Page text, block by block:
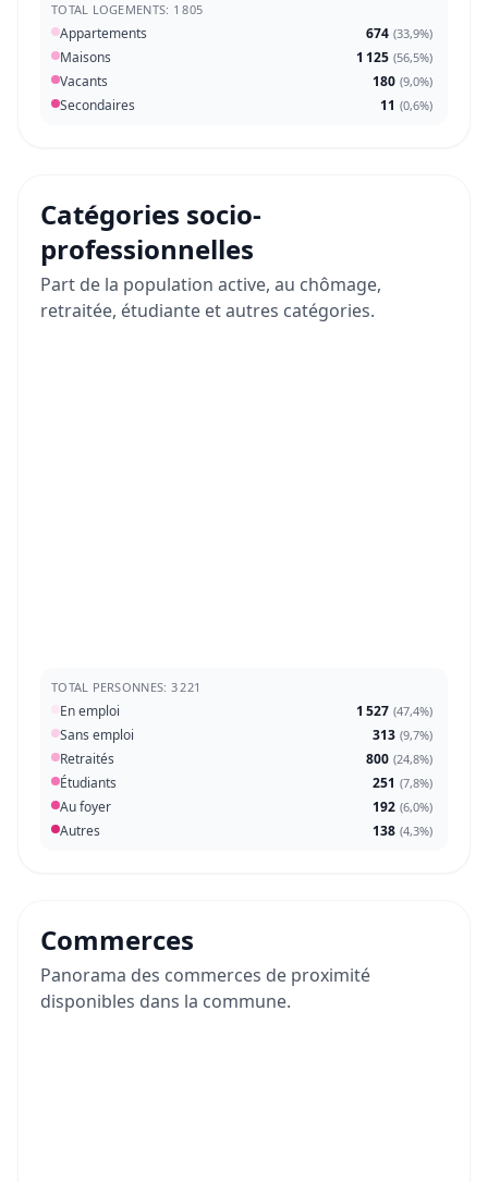
TOTAL LOGEMENTS: 1 805
Appartements 674 (33,9%)
Maisons 1 125 (56,5%)
Vacants 180 (9,0%)
Secondaires 11 (0,6%)
Catégories socio-
professionnelles
Part de la population active, au chômage,
retraitée, étudiante et autres catégories.
TOTAL PERSONNES: 3 221
En emploi 1 527 (47,4%)
Sans emploi 313 (9,7%)
Retraités 800 (24,8%)
Étudiants 251 (7,8%)
Au foyer 192 (6,0%)
Autres 138 (4,3%)
Commerces
Panorama des commerces de proximité
disponibles dans la commune.